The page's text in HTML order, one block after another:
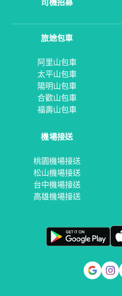
旅途包車
阿里山包車
太平山包車
陽明山包車
合歡山包車
福壽山包車
機場接送
桃園機場接送
松山機場接送
台中機場接送
高雄機場接送